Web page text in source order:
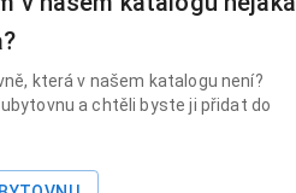
která v našem katalogu není?
a chtěli byste ji přidat do